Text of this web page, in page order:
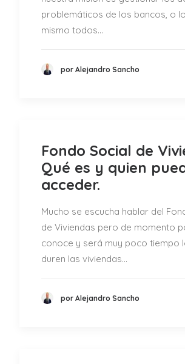
problemáticos de los bancos, o
mismo todos…
por Alejandro Sancho
Fondo Social de
Qué es y quien
acceder.
Mucho se escucha hablar del
de Viviendas pero de momento
conoce y será muy poco tiempo
duren las viviendas…
por Alejandro Sancho